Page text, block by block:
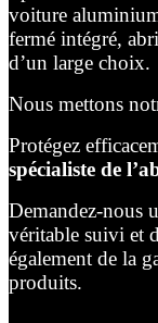
voiture
fermé intégré,
d’un large choix.
Nous mettons
Protégez
spécialiste de
Demandez-nous
véritable suivi et
également de la
produits.